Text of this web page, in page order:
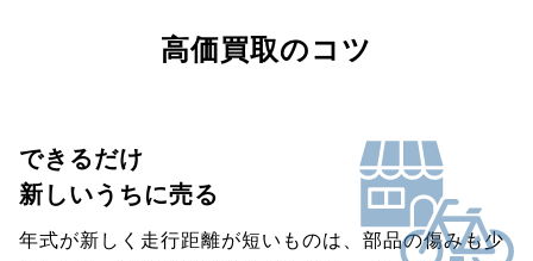
高価買取のコツ
できるだけ
新しいうちに売る
年式が新しく走行距離が短いものは、部品の傷みも少